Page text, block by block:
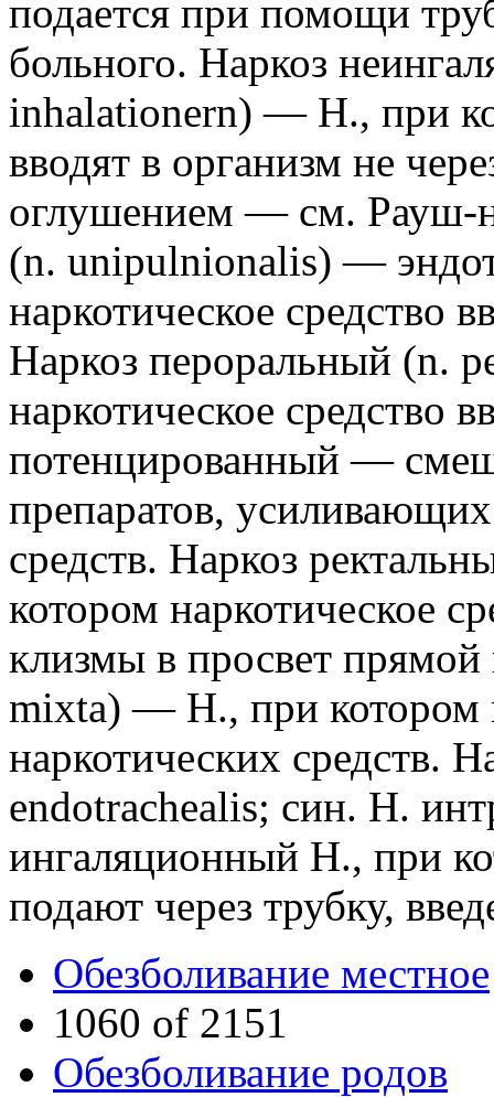
подается при помощи
больного. Наркоз
inhalationern) — Н., при
вводят в организм не
оглушением — см. Рауш-
(n. unipulnionalis) —
наркотическое средство
Наркоз пероральный (n.
наркотическое средство
потенцированный —
препаратов,
средств. Наркоз
котором наркотическое
клизмы в просвет
mixta) — Н., при котором
наркотических средств.
endotrachealis; син. Н.
ингаляционный Н., при
подают через трубку,
Обезболивание местное
1060 of 2151
Обезболивание родов